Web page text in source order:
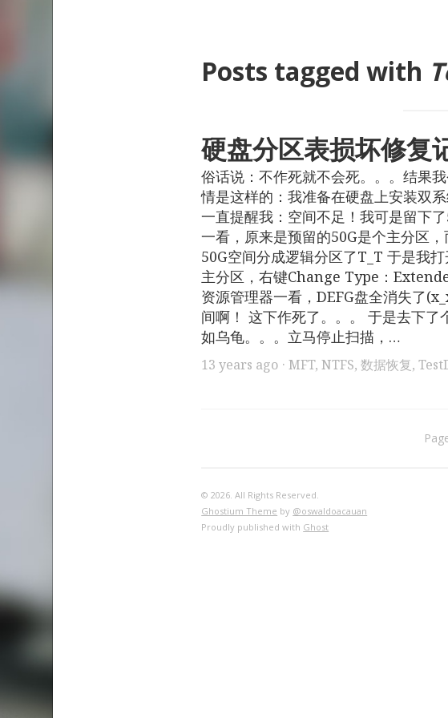
Posts tagged with
硬盘分区表损坏修复
俗话说：不作死就不会死。。。结果
情是这样的：我准备在硬盘上安装双
一直提醒我：空间不足！我可是留下
一看，原来是预留的50G是个主分区
50G空间分成逻辑分区了T_T 于是
主分区，右键Change Type：
资源管理器一看，DEFG盘全消失了
间啊！ 这下作死了。。。 于是去下
如乌龟。。。立马停止扫描，…
13 years ago MFT,NTFS,数据恢复,
© 2026. All Rights Reserved.
Ghostium Theme by @oswaldoacauan
Proudly published with Ghost